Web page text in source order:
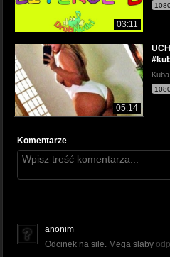
03:11
05:14
Komentarze
anonim
Odcinek na sile. Mega slaby